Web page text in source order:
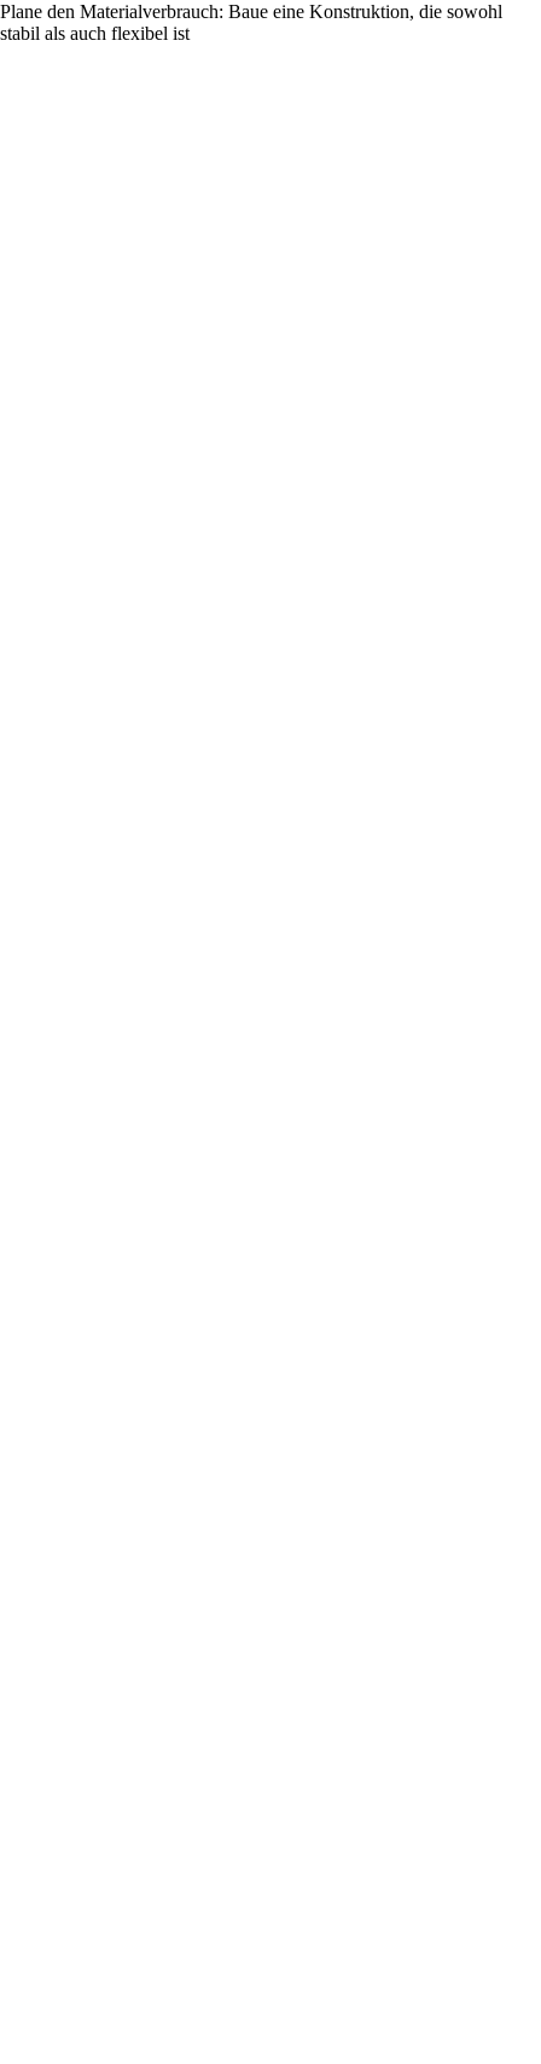
Plane den Materialverbrauch: Baue eine Konstruktion, die sowohl
stabil als auch flexibel ist